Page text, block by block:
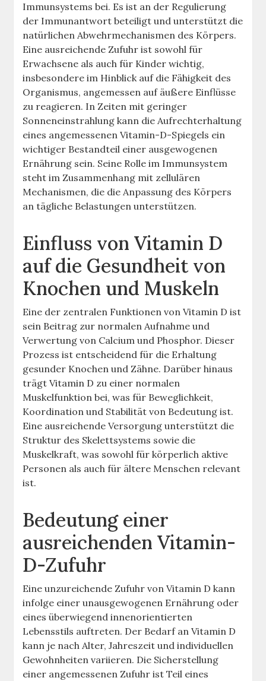
Immunsystems bei. Es ist an der Regulierung
der Immunantwort beteiligt und unterstützt die
natürlichen Abwehrmechanismen des Körpers.
Eine ausreichende Zufuhr ist sowohl für
Erwachsene als auch für Kinder wichtig,
insbesondere im Hinblick auf die Fähigkeit des
Organismus, angemessen auf äußere Einflüsse
zu reagieren. In Zeiten mit geringer
Sonneneinstrahlung kann die Aufrechterhaltung
eines angemessenen Vitamin-D-Spiegels ein
wichtiger Bestandteil einer ausgewogenen
Ernährung sein. Seine Rolle im Immunsystem
steht im Zusammenhang mit zellulären
Mechanismen, die die Anpassung des Körpers
an tägliche Belastungen unterstützen.
Einfluss von Vitamin D
auf die Gesundheit von
Knochen und Muskeln
Eine der zentralen Funktionen von Vitamin D ist
sein Beitrag zur normalen Aufnahme und
Verwertung von Calcium und Phosphor. Dieser
Prozess ist entscheidend für die Erhaltung
gesunder Knochen und Zähne. Darüber hinaus
trägt Vitamin D zu einer normalen
Muskelfunktion bei, was für Beweglichkeit,
Koordination und Stabilität von Bedeutung ist.
Eine ausreichende Versorgung unterstützt die
Struktur des Skelettsystems sowie die
Muskelkraft, was sowohl für körperlich aktive
Personen als auch für ältere Menschen relevant
ist.
Bedeutung einer
ausreichenden Vitamin-
D-Zufuhr
Eine unzureichende Zufuhr von Vitamin D kann
infolge einer unausgewogenen Ernährung oder
eines überwiegend innenorientierten
Lebensstils auftreten. Der Bedarf an Vitamin D
kann je nach Alter, Jahreszeit und individuellen
Gewohnheiten variieren. Die Sicherstellung
einer angemessenen Zufuhr ist Teil eines